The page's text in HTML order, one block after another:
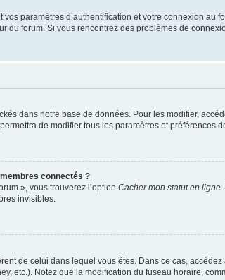
paramètres d’authentification et votre connexion
du forum. Si vous rencontrez des problèmes de
dans notre base de données. Pour les modifier,
de modifier tous les paramètres et préférences
connectés ?
», vous trouverez l’option Cacher mon statut en ligne
invisibles.
de celui dans lequel vous êtes. Dans ce cas, accédez
etc.). Notez que la modification du fuseau horaire,